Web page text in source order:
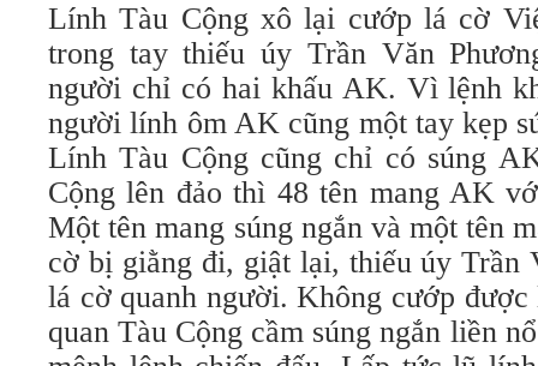
Lính Tàu Cộng xô lại cướp lá cờ
trong tay thiếu úy Trần Văn
người chỉ có hai khấu AK. Vì lệnh
người lính ôm AK cũng một tay kẹp
Lính Tàu Cộng cũng chỉ có súng
Cộng lên đảo thì 48 tên mang AK
Một tên mang súng ngắn và một tên
cờ bị giằng đi, giật lại, thiếu úy Trần
lá cờ quanh người. Không cướp
quan Tàu Cộng cầm súng ngắn liền